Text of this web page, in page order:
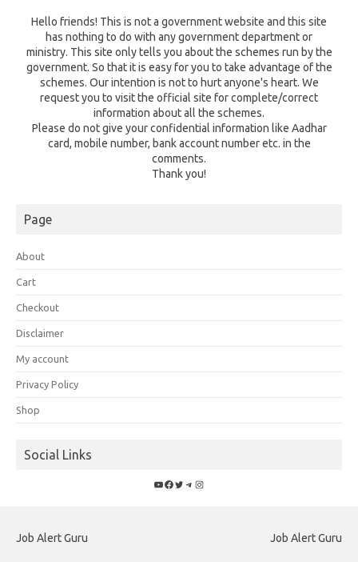
Hello friends! This is not a government website and this site
has nothing to do with any government department or
ministry. This site only tells you about the schemes run by the
government. So that it is easy for you to take advantage of the
schemes. Our intention is not to hurt anyone's heart. We
request you to visit the official site for complete/correct
information about all the schemes.
Please do not give your confidential information like Aadhar
card, mobile number, bank account number etc. in the
comments.
Thank you!
Page
About
Cart
Checkout
Disclaimer
My account
Privacy Policy
Shop
Social Links
YouTube
Facebook
Twitter
Telegram
Instagram
Job Alert Guru Job Alert Guru